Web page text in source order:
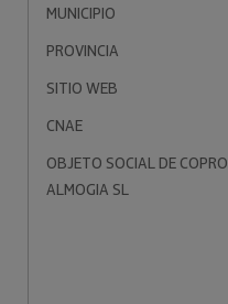
MUNICIPIO
PROVINCIA
SITIO WEB
CNAE
OBJETO SOCIAL DE COPRO
ALMOGIA SL